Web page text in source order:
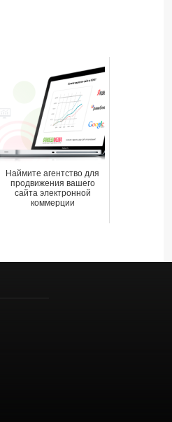
Наймите агентство для
продвижения вашего
сайта электронной
коммерции